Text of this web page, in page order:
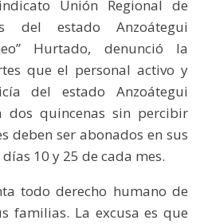
Unión Regional de
del estado Anzoátegui
Hurtado, denunció la
que el personal activo y
del estado Anzoátegui
dos quincenas sin percibir
deben ser abonados en sus
10 y 25 de cada mes.
todo derecho humano de
familias. La excusa es que